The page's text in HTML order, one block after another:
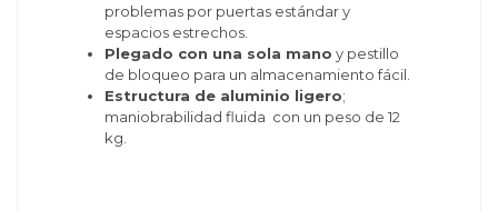
problemas por puertas estándar y
espacios estrechos.
Plegado con una sola mano y pestillo
de bloqueo para un almacenamiento fácil.
Estructura de aluminio ligero;
maniobrabilidad fluida con un peso de 12
kg.